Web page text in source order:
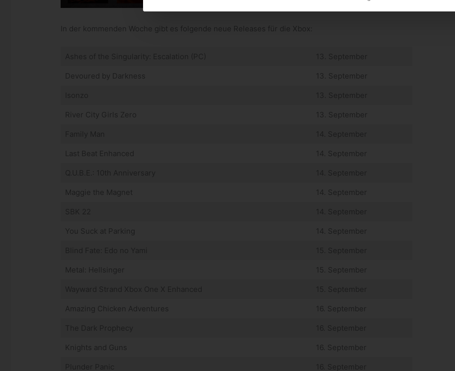
In der kommenden Woche gibt es folgende neue Releases für die Xbox:
Devoured by Darkness 13. September
River City Girls Zero 13. September
Last Beat Enhanced 14. September
Maggie the Magnet 14. September
You Suck at Parking 14. September
Metal: Hellsinger 15. September
Amazing Chicken Adventures 16. September
Knights and Guns 16. September